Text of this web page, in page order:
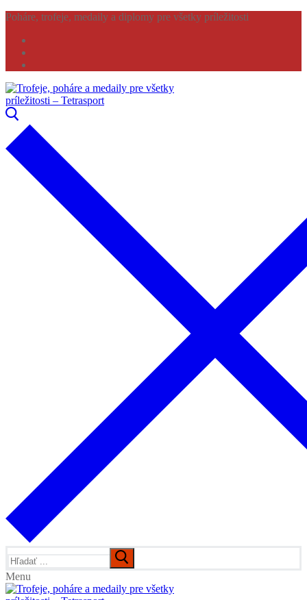
Preskočiť
obsah
Menu
Zavrieť
Poháre, trofeje, medaily a diplomy pre všetky príležitosti
Menu